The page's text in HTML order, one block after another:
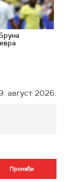
август 2026.